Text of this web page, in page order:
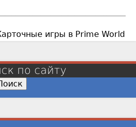
игры в Prime World
по сайту